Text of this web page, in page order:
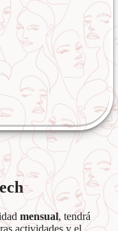
mensual, tendrá